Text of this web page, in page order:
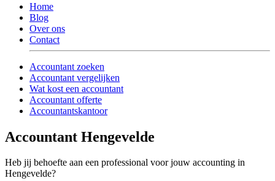
Home
Blog
Over ons
Contact
Accountant zoeken
Accountant vergelijken
Wat kost een accountant
Accountant offerte
Accountantskantoor
Accountant Hengevelde
Heb jij behoefte aan een professional voor jouw accounting in
Hengevelde?